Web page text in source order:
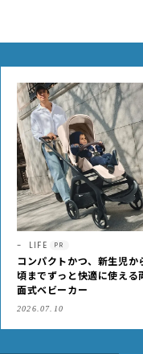
FASHION
シーンに合わせて賢く使い
け！暑い夏こそ！ 予定あ
考える「ブラデリスニュー
ク」の快適ブラジャー
2026.07.07